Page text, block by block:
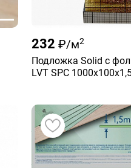
232 ₽/м2
Подложка Solid с
LVT SPC